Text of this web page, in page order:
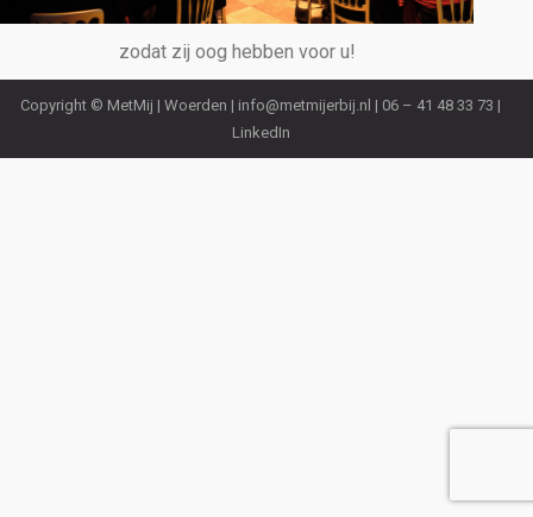
zodat zij oog hebben voor u!
Copyright © MetMij | Woerden | info@metmijerbij.nl | 06 – 41 48 33 73 |
LinkedIn